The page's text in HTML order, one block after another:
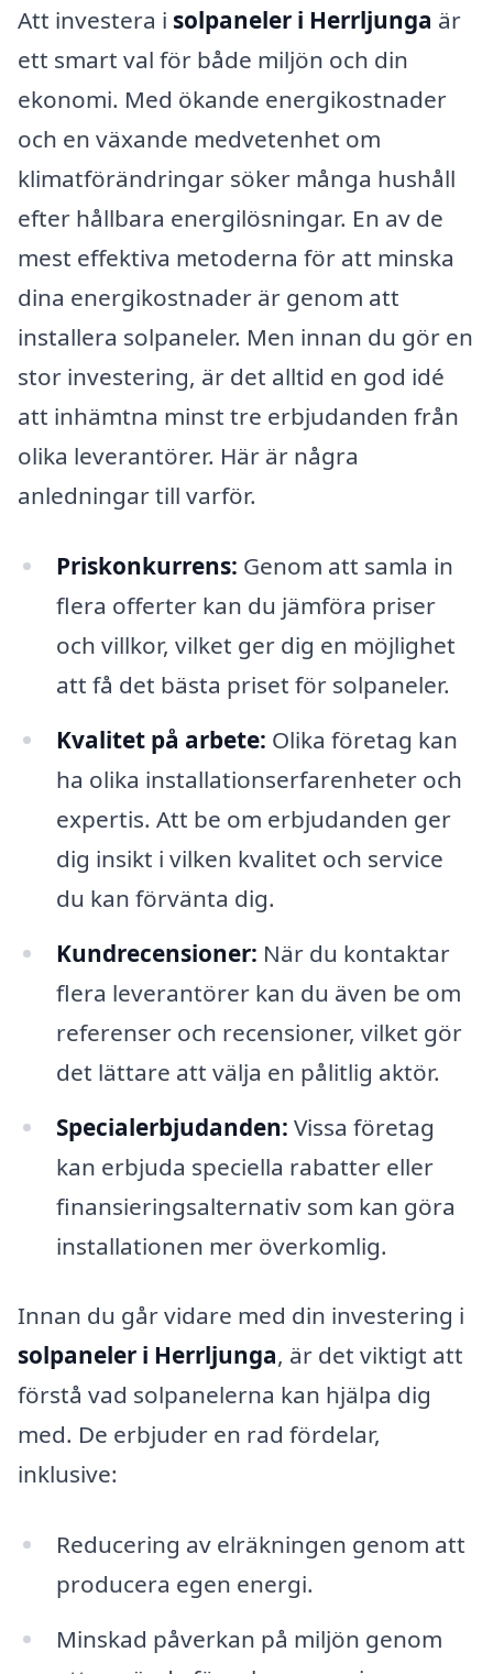
Att investera i solpaneler i Herrljunga är
ett smart val för både miljön och din
ekonomi. Med ökande energikostnader
och en växande medvetenhet om
klimatförändringar söker många hushåll
efter hållbara energilösningar. En av de
mest effektiva metoderna för att minska
dina energikostnader är genom att
installera solpaneler. Men innan du gör en
stor investering, är det alltid en god idé
att inhämtna minst tre erbjudanden från
olika leverantörer. Här är några
anledningar till varför.
Priskonkurrens: Genom att samla in
flera offerter kan du jämföra priser
och villkor, vilket ger dig en möjlighet
att få det bästa priset för solpaneler.
Kvalitet på arbete: Olika företag kan
ha olika installationserfarenheter och
expertis. Att be om erbjudanden ger
dig insikt i vilken kvalitet och service
du kan förvänta dig.
Kundrecensioner: När du kontaktar
flera leverantörer kan du även be om
referenser och recensioner, vilket gör
det lättare att välja en pålitlig aktör.
Specialerbjudanden: Vissa företag
kan erbjuda speciella rabatter eller
finansieringsalternativ som kan göra
installationen mer överkomlig.
Innan du går vidare med din investering i
solpaneler i Herrljunga, är det viktigt att
förstå vad solpanelerna kan hjälpa dig
med. De erbjuder en rad fördelar,
inklusive:
Reducering av elräkningen genom att
producera egen energi.
Minskad påverkan på miljön genom